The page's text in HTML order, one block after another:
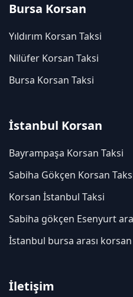
Bursa Korsan
Yıldırım Korsan Taksi
Nilüfer Korsan Taksi
Bursa Korsan Taksi
İstanbul Korsan
Bayrampaşa Korsan Taksi
Sabiha Gökçen Korsan
Korsan İstanbul Taksi
Sabiha gökçen Esenyurt
İstanbul bursa arası
İletişim